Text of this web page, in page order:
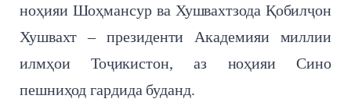
ноҳияи Шоҳмансур ва Хушвахтзода Қобилҷон
Хушвахт – президенти Академияи миллии
илмҳои Тоҷикистон, аз ноҳияи Сино
пешниҳод гардида буданд.